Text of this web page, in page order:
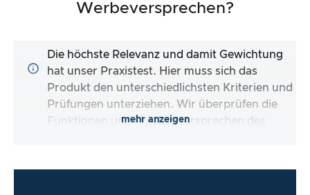
Werbeversprechen?
Die höchste Relevanz und damit Gewichtung
hat unser Praxistest. Hier muss sich das
Produkt den unterschiedlichsten Kriterien und
Prüfungen unterziehen. Wir überprüfen die
Funktionen und Produktversprechen des
mehr anzeigen